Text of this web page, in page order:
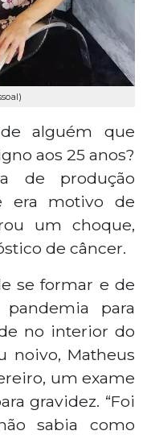
alguém que
aos 25 anos?
de produção
era motivo de
um choque,
de câncer.
se formar e de
para
no interior do
noivo, Matheus
um exame
gravidez. “Foi
sabia como